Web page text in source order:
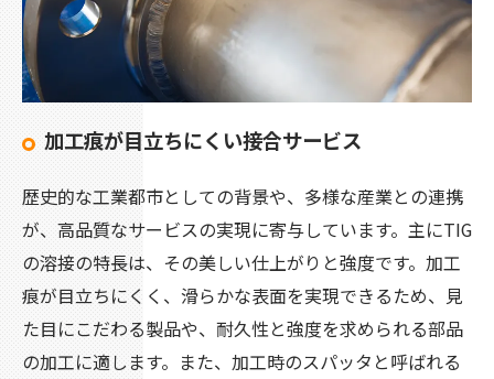
加工痕が目立ちにくい接合サービス
歴史的な工業都市としての背景や、多様な産業との連携
が、高品質なサービスの実現に寄与しています。主にTIG
の溶接の特長は、その美しい仕上がりと強度です。加工
痕が目立ちにくく、滑らかな表面を実現できるため、見
た目にこだわる製品や、耐久性と強度を求められる部品
の加工に適します。また、加工時のスパッタと呼ばれる